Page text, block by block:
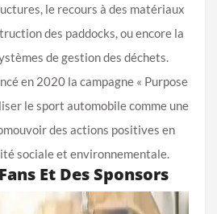
le recours à des matériaux
des paddocks, ou encore la
de gestion des déchets.
en 2020 la campagne « Purpose
le sport automobile comme une
des actions positives en
sociale et environnementale.
Et Des Sponsors